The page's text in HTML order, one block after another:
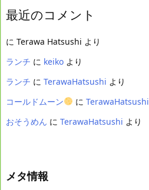
最近のコメント
に Terawa Hatsushi より
ランチ に keiko より
ランチ に TerawaHatsushi より
コールドムーン
に TerawaHatsushi
おそうめん に TerawaHatsushi より
メタ情報